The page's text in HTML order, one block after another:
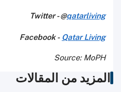
Twitter - @qatarliving
Facebook - Qatar Living
Source: MoPH
المزيد من المقالات